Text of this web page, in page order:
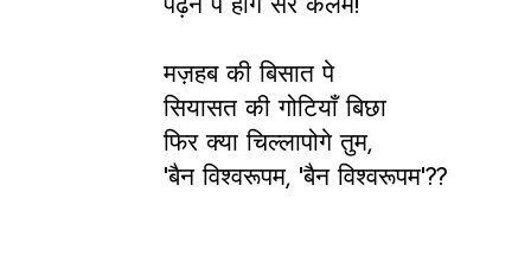
पढ़ने पे होगे सर कलम!
मज़हब की बिसात पे
सियासत की गोटियाँ बिछा
फिर क्या चिल्लापोगे तुम,
'बैन विश्वरूपम, 'बैन विश्वरूपम'??